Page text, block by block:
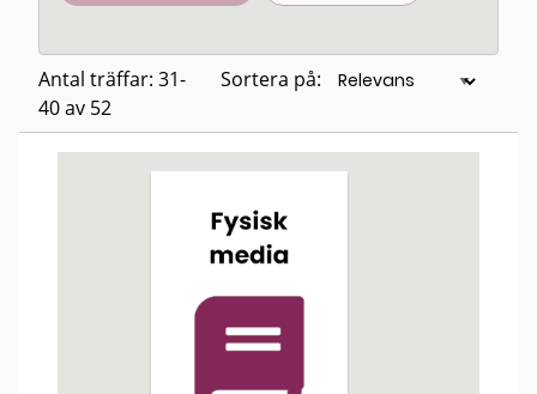
Antal träffar: 31-
40 av 52
Sortera på: